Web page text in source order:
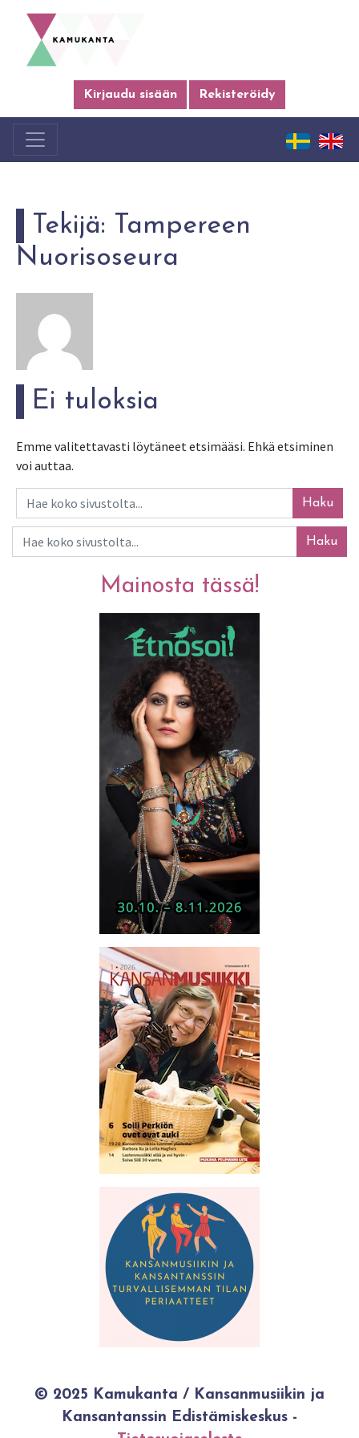
Kirjaudu sisään Rekisteröidy
Tekijä:
Tampereen
Nuorisoseura
Ei tuloksia
Emme valitettavasti löytäneet etsimääsi. Ehkä etsiminen
voi auttaa.
Haku
Haku
Mainosta tässä!
© 2025 Kamukanta / Kansanmusiikin ja
Kansantanssin Edistämiskeskus -